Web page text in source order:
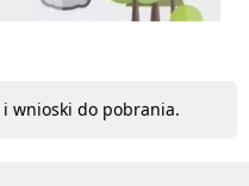
wnioski do pobrania.